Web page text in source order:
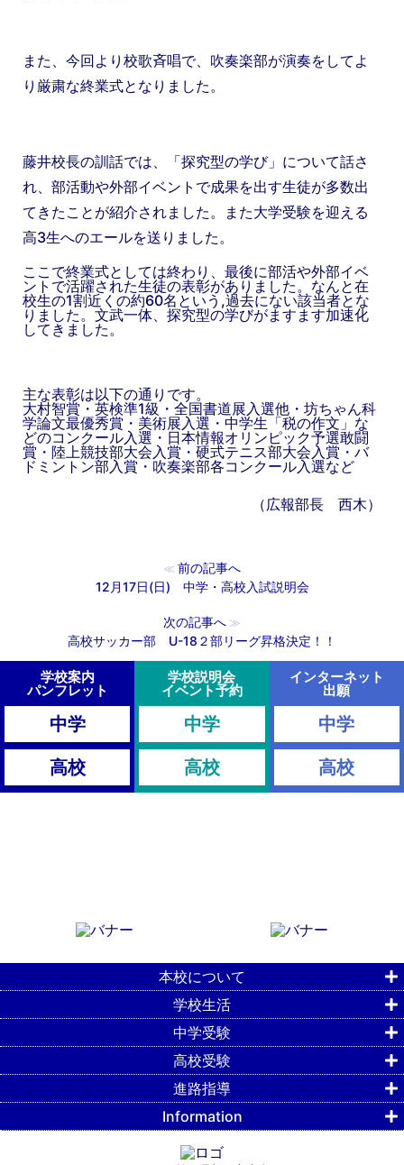
また、今回より校歌斉唱で、吹奏楽部が演奏をしてよ
り厳粛な終業式となりました。
藤井校長の訓話では、「探究型の学び」について話さ
れ、部活動や外部イベントで成果を出す生徒が多数出
てきたことが紹介されました。また大学受験を迎える
高3生へのエールを送りました。
ここで終業式としては終わり、最後に部活や外部イベ
ントで活躍された生徒の表彰がありました。なんと在
校生の1割近くの約60名という,過去にない該当者とな
りました。文武一体、探究型の学びがますます加速化
してきました。
主な表彰は以下の通りです。
大村智賞・英検準1級・全国書道展入選他・坊ちゃん科
学論文最優秀賞・美術展入選・中学生「税の作文」な
どのコンクール入選・日本情報オリンピック予選敢闘
賞・陸上競技部大会入賞・硬式テニス部大会入賞・バ
ドミントン部入賞・吹奏楽部各コンクール入選など
（広報部長 西木）
≪ 前の記事へ
12月17日(日) 中学・高校入試説明会
次の記事へ ≫
高校サッカー部 U-18２部リーグ昇格決定！！
学校案内
パンフレット
中学
高校
学校説明会
イベント予約
中学
高校
インターネット
出願
中学
高校
本校について
学校生活
中学受験
高校受験
進路指導
Information